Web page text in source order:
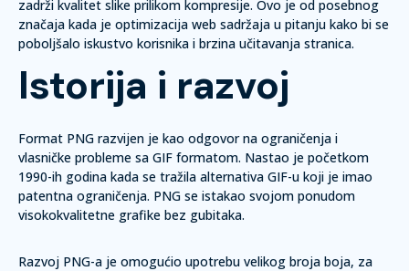
zadrži kvalitet slike prilikom kompresije. Ovo je od posebnog
značaja kada je optimizacija web sadržaja u pitanju kako bi se
poboljšalo iskustvo korisnika i brzina učitavanja stranica.
Istorija i razvoj
Format PNG razvijen je kao odgovor na ograničenja i
vlasničke probleme sa GIF formatom. Nastao je početkom
1990-ih godina kada se tražila alternativa GIF-u koji je imao
patentna ograničenja. PNG se istakao svojom ponudom
visokokvalitetne grafike bez gubitaka.
Razvoj PNG-a je omogućio upotrebu velikog broja boja, za